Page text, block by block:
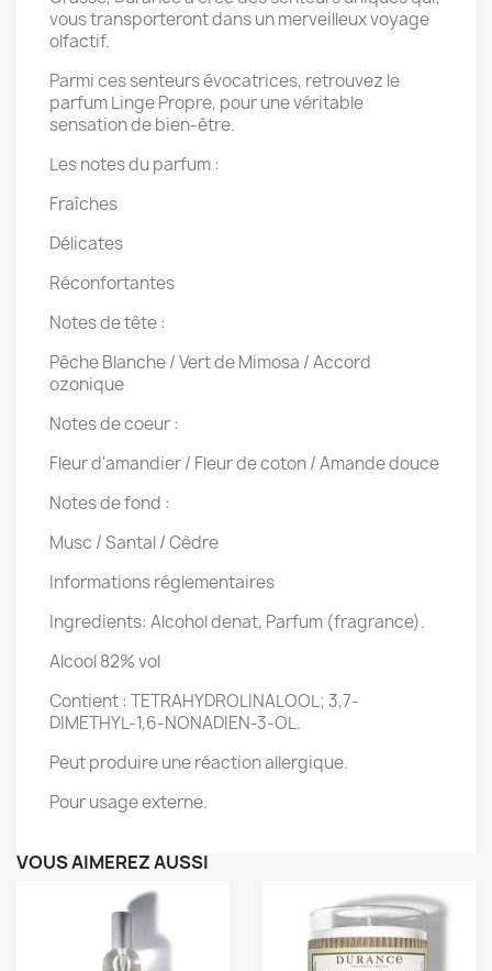
vous transporteront dans un merveilleux voyage
olfactif.
Parmi ces senteurs évocatrices, retrouvez le
parfum Linge Propre, pour une véritable
sensation de bien-être.
Les notes du parfum :
Fraîches
Délicates
Réconfortantes
Notes de tête :
Pêche Blanche / Vert de Mimosa / Accord
ozonique
Notes de coeur :
Fleur d'amandier / Fleur de coton / Amande douce
Notes de fond :
Musc / Santal / Cèdre
Informations réglementaires
Ingredients: Alcohol denat, Parfum (fragrance).
Alcool 82% vol
Contient : TETRAHYDROLINALOOL; 3,7-
DIMETHYL-1,6-NONADIEN-3-OL.
Peut produire une réaction allergique.
Pour usage externe.
VOUS AIMEREZ AUSSI